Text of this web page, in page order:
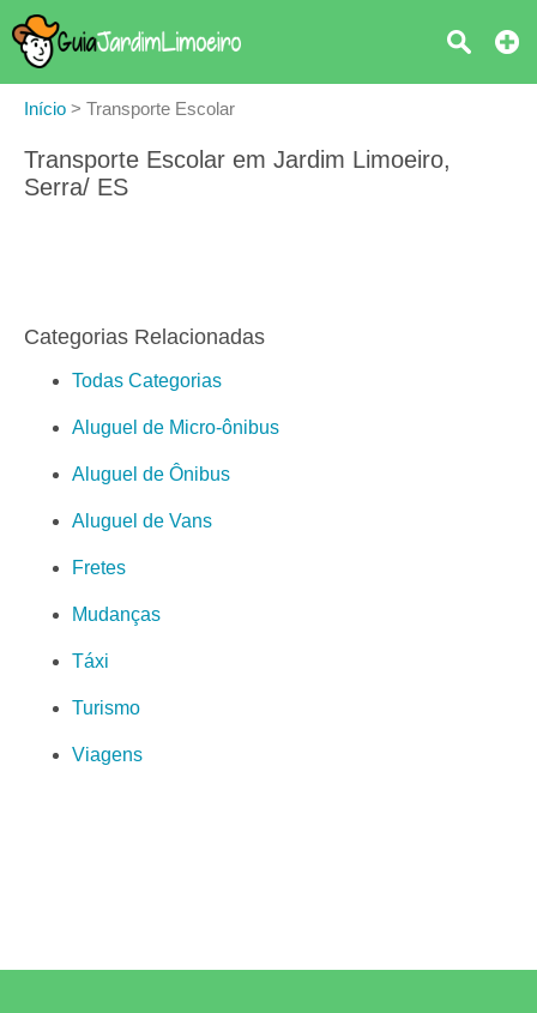
Início > Transporte Escolar
Transporte Escolar em Jardim Limoeiro,
Serra/ ES
Categorias Relacionadas
Todas Categorias
Aluguel de Micro-ônibus
Aluguel de Ônibus
Aluguel de Vans
Fretes
Mudanças
Táxi
Turismo
Viagens